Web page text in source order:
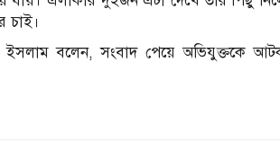
চাই।
ইসলাম বলেন, সংবাদ পেয়ে অভিযুক্তকে